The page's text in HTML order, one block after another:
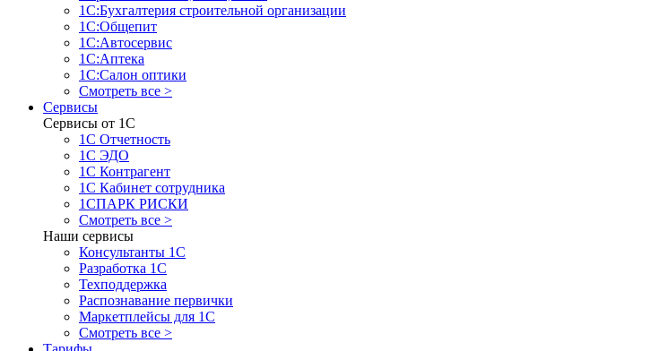
1С:Бухгалтерия строительной организации
1С:Общепит
1С:Автосервис
1С:Аптека
1С:Салон оптики
Смотреть все >
Сервисы
Сервисы от 1С
1С Отчетность
1С ЭДО
1С Контрагент
1С Кабинет сотрудника
1СПАРК РИСКИ
Смотреть все >
Наши сервисы
Консультанты 1С
Разработка 1С
Техподдержка
Распознавание первички
Маркетплейсы для 1С
Смотреть все >